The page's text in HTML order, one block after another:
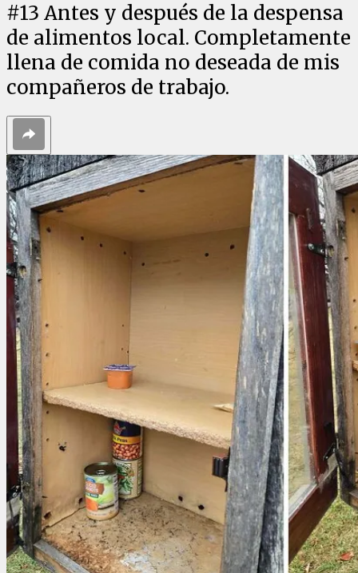
#13 Antes y después de la despensa
de alimentos local. Completamente
llena de comida no deseada de mis
compañeros de trabajo.